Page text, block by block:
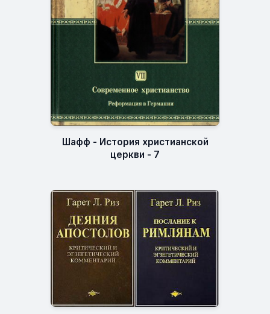
Шафф - История христианской
церкви - 7